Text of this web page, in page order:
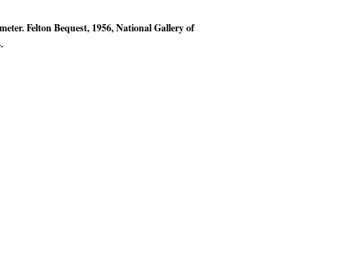
Felton Bequest, 1956, National Gallery of